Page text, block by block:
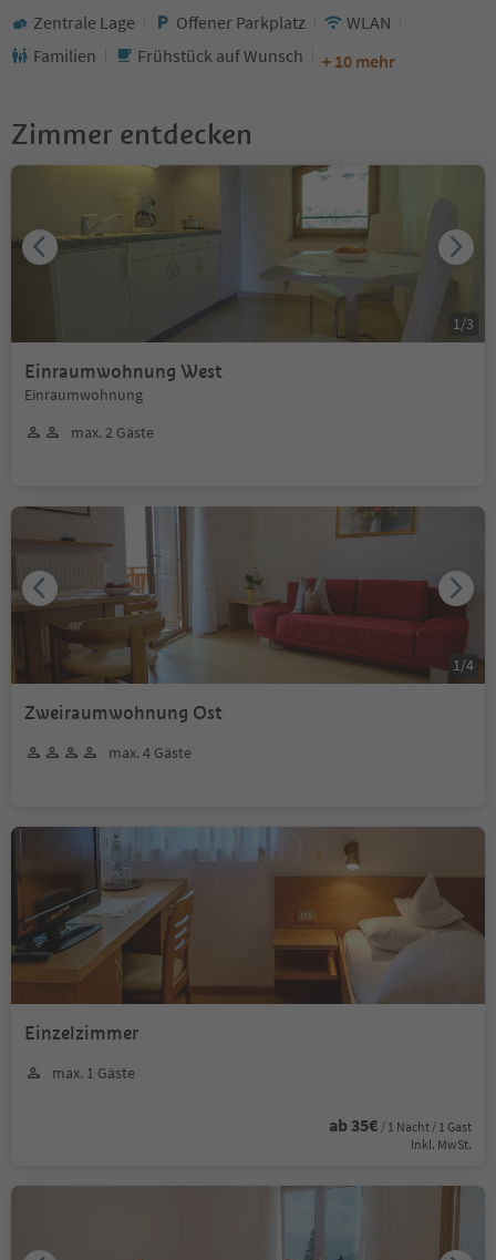
Zentrale Lage Offener Parkplatz
WLAN
Familien
Frühstück auf Wunsch + 10 mehr
Zimmer entdecken
Einraumwohnung West
Einraumwohnung
max. 2 Gäste
1 /3
Zweiraumwohnung Ost
max. 4 Gäste
1 /4
Einzelzimmer
max. 1 Gäste
ab 35€ / 1 Nacht / 1 Gast
Inkl. MwSt.